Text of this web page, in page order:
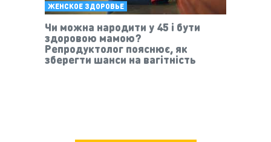
ЖЕНСКОЕ ЗДОРОВЬЕ
Чи можна народити у 45 і бути
здоровою мамою?
Репродуктолог пояснює, як
зберегти шанси на вагітність